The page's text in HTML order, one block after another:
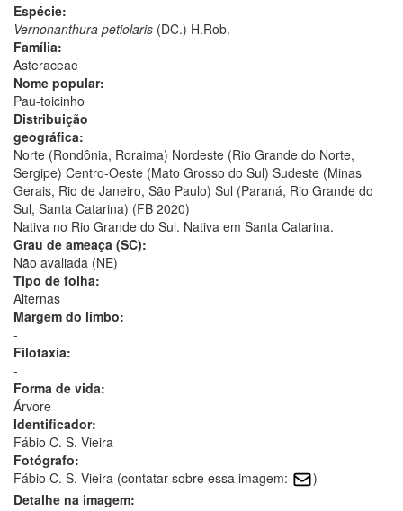
Espécie:
Vernonanthura petiolaris (DC.) H.Rob.
Família:
Asteraceae
Nome popular:
Pau-toicinho
Distribuição
geográfica:
Norte (Rondônia, Roraima) Nordeste (Rio Grande do Norte,
Sergipe) Centro-Oeste (Mato Grosso do Sul) Sudeste (Minas
Gerais, Rio de Janeiro, São Paulo) Sul (Paraná, Rio Grande do
Sul, Santa Catarina) (FB 2020)
Nativa no Rio Grande do Sul. Nativa em Santa Catarina.
Grau de ameaça (SC):
Não avaliada (NE)
Tipo de folha:
Alternas
Margem do limbo:
-
Filotaxia:
-
Forma de vida:
Árvore
Identificador:
Fábio C. S. Vieira
Fotógrafo:
Fábio C. S. Vieira (contatar sobre essa imagem:
)
Detalhe na imagem: